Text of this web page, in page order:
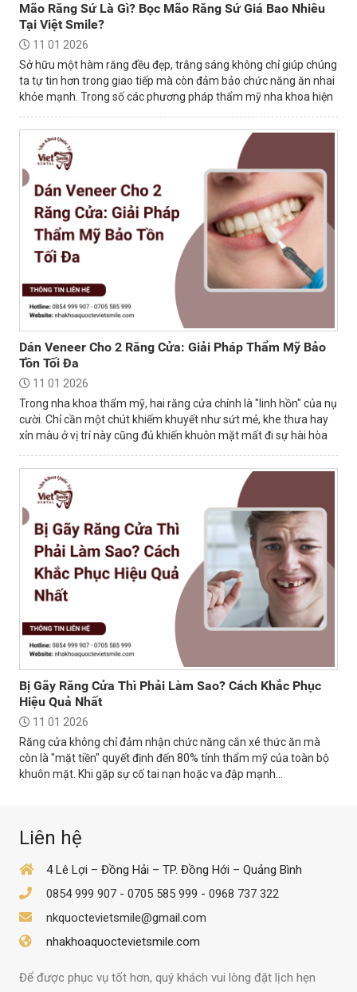
Mão Răng Sứ Là Gì? Bọc Mão Răng Sứ Giá Bao Nhiêu
Tại Việt Smile?
11 01 2026
Sở hữu một hàm răng đều đẹp, trắng sáng không chỉ giúp chúng
ta tự tin hơn trong giao tiếp mà còn đảm bảo chức năng ăn nhai
khỏe mạnh. Trong số các phương pháp thẩm mỹ nha khoa hiện
Dán Veneer Cho 2 Răng Cửa: Giải Pháp Thẩm Mỹ Bảo
Tồn Tối Đa
11 01 2026
Trong nha khoa thẩm mỹ, hai răng cửa chính là "linh hồn" của nụ
cười. Chỉ cần một chút khiếm khuyết như sứt mẻ, khe thưa hay
xỉn màu ở vị trí này cũng đủ khiến khuôn mặt mất đi sự hài hòa
Bị Gãy Răng Cửa Thì Phải Làm Sao? Cách Khắc Phục
Hiệu Quả Nhất
11 01 2026
Răng cửa không chỉ đảm nhận chức năng cắn xé thức ăn mà
còn là "mặt tiền" quyết định đến 80% tính thẩm mỹ của toàn bộ
khuôn mặt. Khi gặp sự cố tai nạn hoặc va đập mạnh...
Liên hệ
4 Lê Lợi – Đồng Hải – TP. Đồng Hới – Quảng Bình
0854 999 907 - 0705 585 999 - 0968 737 322
nkquoctevietsmile@gmail.com
nhakhoaquoctevietsmile.com
Để được phục vụ tốt hơn, quý khách vui lòng đặt lịch hẹn